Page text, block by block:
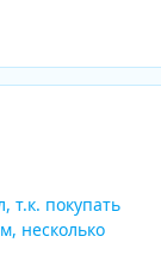
т.к. покупать
несколько